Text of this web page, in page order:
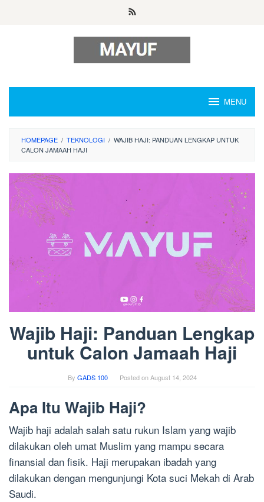
MENU
HOMEPAGE / TEKNOLOGI / WAJIB HAJI: PANDUAN LENGKAP UNTUK
CALON JAMAAH HAJI
Wajib Haji: Panduan Lengkap
untuk Calon Jamaah Haji
By GADS 100 Posted onAugust 14, 2024
Apa Itu Wajib Haji?
Wajib haji adalah salah satu rukun Islam yang wajib
dilakukan oleh umat Muslim yang mampu secara
finansial dan fisik. Haji merupakan ibadah yang
dilakukan dengan mengunjungi Kota suci Mekah di Arab
Saudi.